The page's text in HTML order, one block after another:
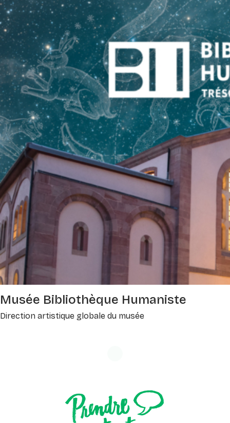
Musée Bibliothèque Humaniste
Direction artistique globale du musée